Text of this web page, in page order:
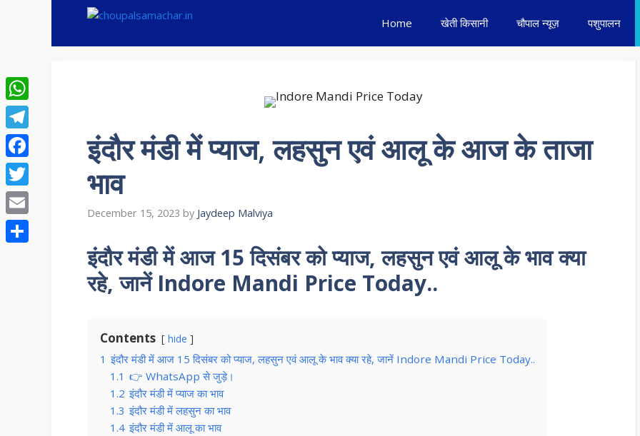
Home खेती किसानी चौपाल न्यूज़ पशुपालन
इंदौर मंडी में प्याज, लहसुन एवं आलू के आज के ताजा
भाव
December 15, 2023 by Jaydeep Malviya
इंदौर मंडी में आज 15 दिसंबर को प्याज, लहसुन एवं आलू के भाव क्या
रहे, जानें Indore Mandi Price Today..
Contents hide
1 इंदौर मंडी में आज 15 दिसंबर को प्याज, लहसुन एवं आलू के भाव क्या रहे, जानें Indore Mandi Price Today..
1.1 👉 WhatsApp से जुड़े।
1.2 इंदौर मंडी में प्याज का भाव
1.3 इंदौर मंडी में लहसुन का भाव
1.4 इंदौर मंडी में आलू का भाव
WhatsApp
Telegram
Facebook
Twitter
Email